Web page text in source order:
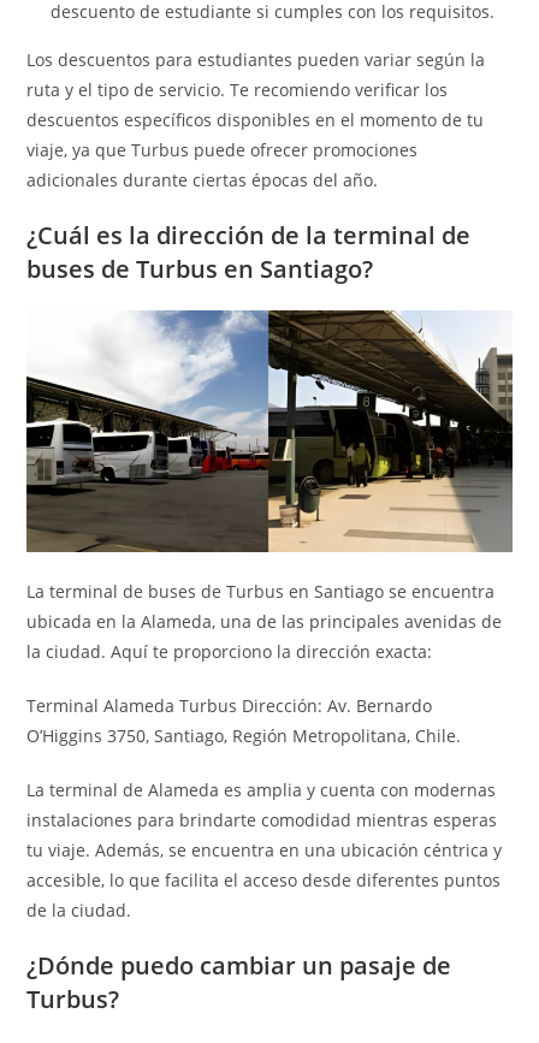
descuento de estudiante si cumples con los requisitos.
Los descuentos para estudiantes pueden variar según la
ruta y el tipo de servicio. Te recomiendo verificar los
descuentos específicos disponibles en el momento de tu
viaje, ya que Turbus puede ofrecer promociones
adicionales durante ciertas épocas del año.
¿Cuál es la dirección de la terminal de
buses de Turbus en Santiago?
La terminal de buses de Turbus en Santiago se encuentra
ubicada en la Alameda, una de las principales avenidas de
la ciudad. Aquí te proporciono la dirección exacta:
Terminal Alameda Turbus Dirección: Av. Bernardo
O’Higgins 3750, Santiago, Región Metropolitana, Chile.
La terminal de Alameda es amplia y cuenta con modernas
instalaciones para brindarte comodidad mientras esperas
tu viaje. Además, se encuentra en una ubicación céntrica y
accesible, lo que facilita el acceso desde diferentes puntos
de la ciudad.
¿Dónde puedo cambiar un pasaje de
Turbus?